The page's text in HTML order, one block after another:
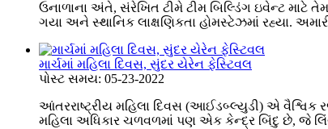
ઉનાળાના અંતે, સંરેખિત ટીમે ટીમ બિલ્ડિંગ ઇવેન્ટ માટે
ગયા અને સ્થાનિક લાક્ષણિકતા હોમસ્ટેઝમાં રહ્યા.
માર્ચમાં મહિલા દિવસ, સુંદર યેરેન ફેસ્ટિવલ
પોસ્ટ સમય: 05-23-2022
આંતરરાષ્ટ્રીય મહિલા દિવસ (આઈડબ્લ્યુડી) એ વૈશ્વિક
મહિલા અધિકાર ચળવળમાં પણ એક કેન્દ્ર બિંદુ છે, જે